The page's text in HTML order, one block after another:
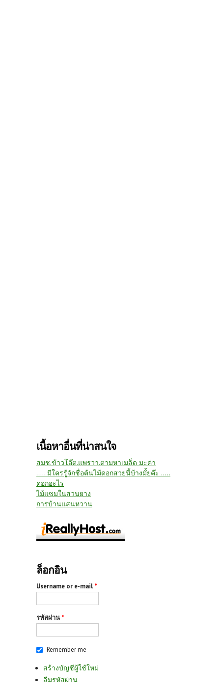
เนื้อหาอื่นที่น่าสนใจ
สมช.ข้าวโอ๊ต.แพรวา.ตามหาเมล็ด มะค่า
..... มีใครรู้จักชื่อต้นไม้ดอกสวยนี้บ้างมั้ยค๊ะ .....
ดอกอะไร
ไม้แซมในสวนยาง
การบ้านแสนหวาน
ล็อกอิน
Username or e-mail *
รหัสผ่าน *
Remember me
สร้างบัญชีผู้ใช้ใหม่
ลืมรหัสผ่าน